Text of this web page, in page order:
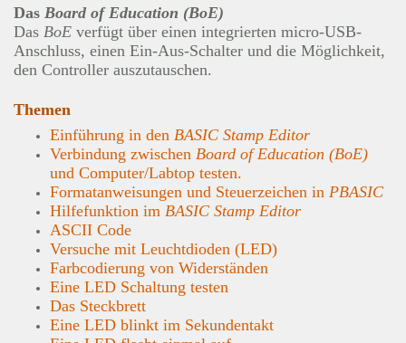
Das Board of Education (BoE)
Das BoE verfügt über einen integrierten micro-USB-
Anschluss, einen Ein-Aus-Schalter und die Möglichkeit,
den Controller auszutauschen.
Themen
Einführung in den BASIC Stamp Editor
Verbindung zwischen Board of Education (BoE)
und Computer/Labtop testen.
Formatanweisungen und Steuerzeichen in PBASIC
Hilfefunktion im BASIC Stamp Editor
ASCII Code
Versuche mit Leuchtdioden (LED)
Farbcodierung von Widerständen
Eine LED Schaltung testen
Das Steckbrett
Eine LED blinkt im Sekundentakt